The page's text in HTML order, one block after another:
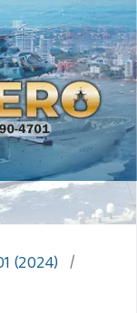
(2024) /